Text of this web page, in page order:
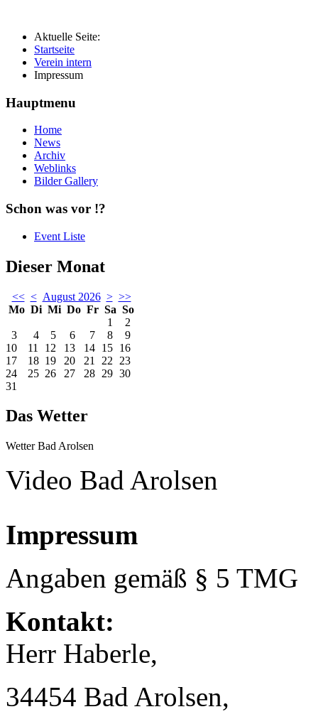
Aktuelle Seite:
Startseite
Verein intern
Impressum
Hauptmenu
Home
News
Archiv
Weblinks
Bilder Gallery
Schon was vor !?
Event Liste
Dieser Monat
<< < August 2026 > >>
Mo Di Mi Do Fr Sa So
1
2
3
4 5 6 7 8
9
10
11 12 13 14 15 16
17
18 19 20 21 22
23
24
25 26 27 28 29 30
31
Das Wetter
Wetter Bad Arolsen
Video Bad Arolsen
Impressum
Angaben gemäß § 5 TMG
Kontakt:
Herr Haberle,
34454 Bad Arolsen,